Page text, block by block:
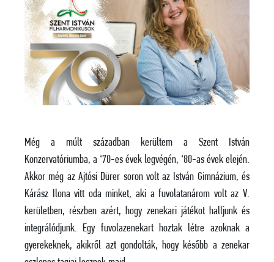
Még a múlt században kerültem a Szent István
Konzervatóriumba, a ‘70-es évek legvégén, ‘80-as évek elején.
Akkor még az Ajtósi Dürer soron volt az István Gimnázium, és
Kárász Ilona vitt oda minket, aki a fuvolatanárom volt az V.
kerületben, részben azért, hogy zenekari játékot halljunk és
integrálódjunk. Egy fuvolazenekart hoztak létre azoknak a
gyerekeknek, akikről azt gondolták, hogy később a zenekar